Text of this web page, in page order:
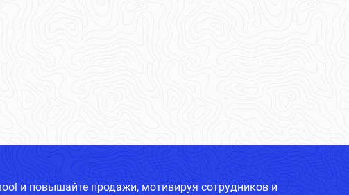
и повышайте продажи, мотивируя сотрудников и